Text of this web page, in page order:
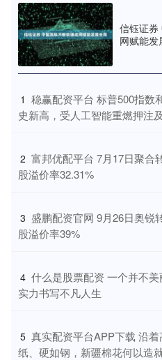
信钰证券
网赋能发
1 稳赢配资平台 标普500指数
史新高，受人工智能重燃押注
2 富邦优配平台 7月17日聚合
股溢价率32.31%
3 盛鹏配资官网 9月26日奥锐
股溢价率39%
4 什么是股票配资 一个并不
实力书写不凡人生
5 真实配资平台APP下载 沿
纸、硬如钢，新疆棉花何以造